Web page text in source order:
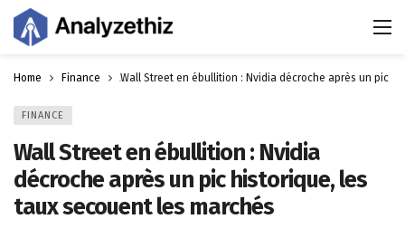
Home Finance Wall Street en ébullition : Nvidia décroche après un pic
FINANCE
Wall Street en ébullition : Nvidia
décroche après un pic historique, les
taux secouent les marchés